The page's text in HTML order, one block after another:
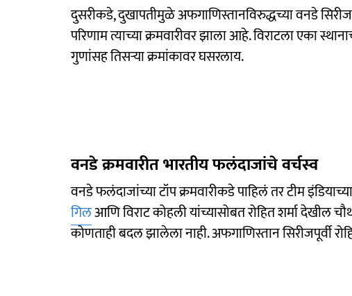
दुसरीकडे, दुखापतीमुळे अफगाणिस्तानविरुद्धच्या वनडे
परिणाम त्याच्या क्रमवारीवर झाला आहे. विराटला एका
गुणांसह तिसऱ्या क्रमांकावर घसरलाय.
वनडे क्रमवारीत भारतीय फलंदाजांचे वर्चस्व
वनडे फलंदाजांच्या टॉप क्रमवारीकडे पाहिलं तर टीम
गिलआणि विराट कोहली यांच्यासोबत रोहित शर्मा देखील
कोणताही बदल झालेला नाही. अफगाणिस्तान सिरीजपूर्वी